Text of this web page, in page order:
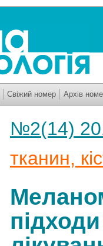
Свіжий номер Архів
№2(14)
тканин,